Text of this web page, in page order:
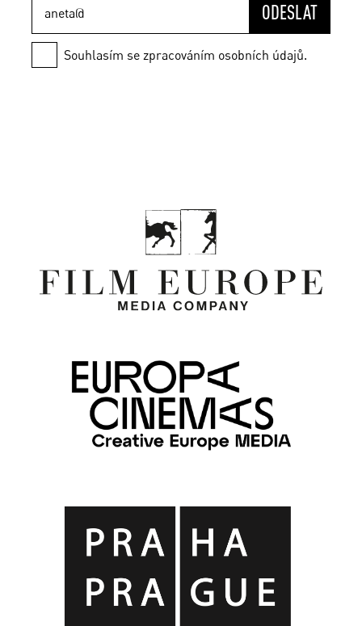
ODESLAT
Souhlasím se zpracováním osobních údajů.